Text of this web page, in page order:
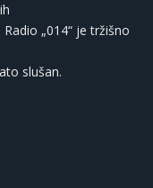
„014“ je tržišno
slušan.